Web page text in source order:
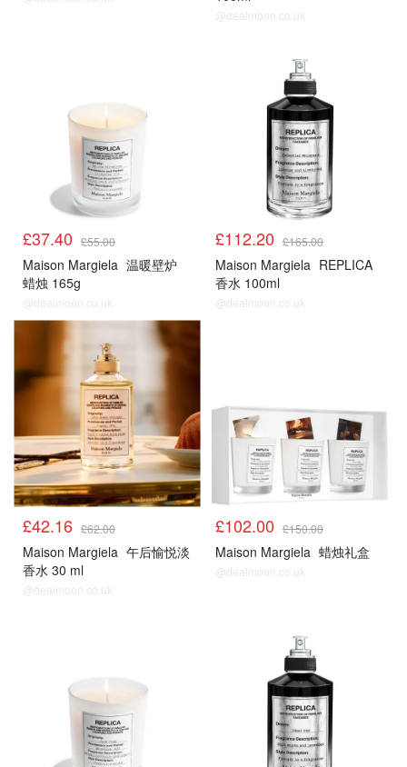
@dealmoon.co.uk
£37.40 £55.00
Maison Margiela 温暖壁炉
蜡烛 165g
@dealmoon.co.uk
£112.20 £165.00
Maison Margiela REPLICA
香水 100ml
@dealmoon.co.uk
£42.16 £62.00
Maison Margiela 午后愉悦淡
香水 30 ml
@dealmoon.co.uk
£102.00 £150.00
Maison Margiela 蜡烛礼盒
@dealmoon.co.uk